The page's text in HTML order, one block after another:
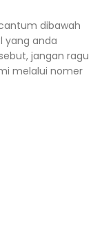
dibawah
yang anda
jangan ragu
melalui nomer